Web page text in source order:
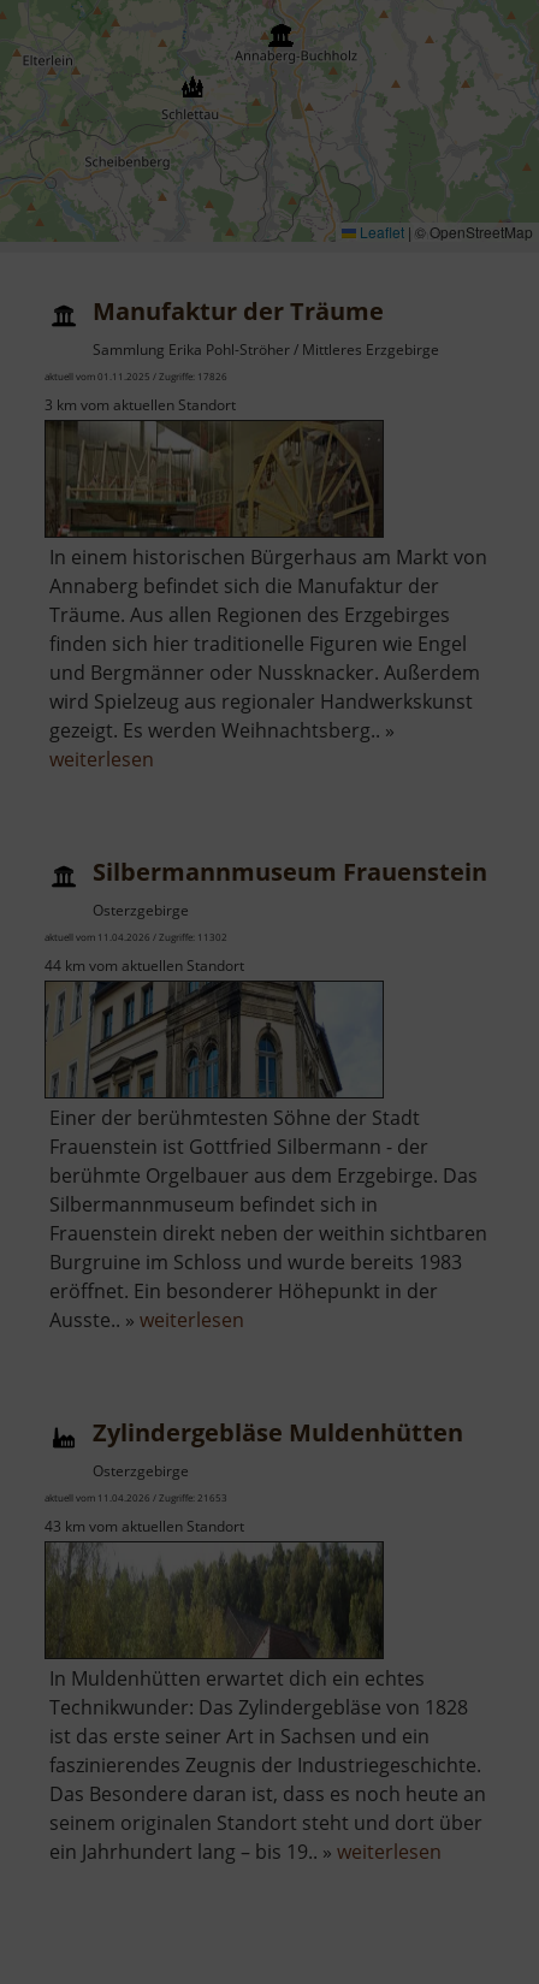
Leaflet | © OpenStreetMap
Manufaktur der Träume
Sammlung Erika Pohl-Ströher / Mittleres Erzgebirge
aktuell vom 01.11.2025 / Zugriffe: 17826
3 km vom aktuellen Standort
In einem historischen Bürgerhaus am Markt von
Annaberg befindet sich die Manufaktur der
Träume. Aus allen Regionen des Erzgebirges
finden sich hier traditionelle Figuren wie Engel
und Bergmänner oder Nussknacker. Außerdem
wird Spielzeug aus regionaler Handwerkskunst
gezeigt. Es werden Weihnachtsberg.. »
weiterlesen
Silbermannmuseum Frauenstein
Osterzgebirge
aktuell vom 11.04.2026 / Zugriffe: 11302
44 km vom aktuellen Standort
Einer der berühmtesten Söhne der Stadt
Frauenstein ist Gottfried Silbermann - der
berühmte Orgelbauer aus dem Erzgebirge. Das
Silbermannmuseum befindet sich in
Frauenstein direkt neben der weithin sichtbaren
Burgruine im Schloss und wurde bereits 1983
eröffnet. Ein besonderer Höhepunkt in der
Ausste.. » weiterlesen
Zylindergebläse Muldenhütten
Osterzgebirge
aktuell vom 11.04.2026 / Zugriffe: 21653
43 km vom aktuellen Standort
In Muldenhütten erwartet dich ein echtes
Technikwunder: Das Zylindergebläse von 1828
ist das erste seiner Art in Sachsen und ein
faszinierendes Zeugnis der Industriegeschichte.
Das Besondere daran ist, dass es noch heute an
seinem originalen Standort steht und dort über
ein Jahrhundert lang – bis 19.. » weiterlesen